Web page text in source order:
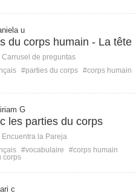
u
du corps humain - La tête
Carrusel de preguntas
#parties du corps #corps humain
G
les parties du corps
Encuentra la Pareja
#vocabulaire
#corps humain
corps
c